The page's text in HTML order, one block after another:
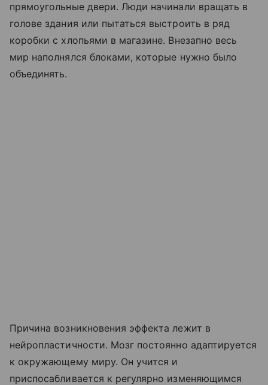
прямоугольные двери. Люди начинали вращать в
голове здания или пытаться выстроить в ряд
коробки с хлопьями в магазине. Внезапно весь
мир наполнялся блоками, которые нужно было
объединять.
Причина возникновения эффекта лежит в
нейропластичности. Мозг постоянно адаптируется
к окружающему миру. Он учится и
приспосабливается к регулярно изменяющимся